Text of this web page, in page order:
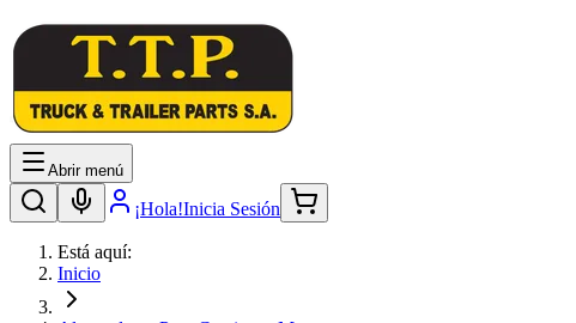
Abrir menú
¡Hola!Inicia Sesión
Está aquí:
Inicio